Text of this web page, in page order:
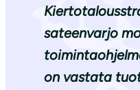
sateenvarjo
on vastata